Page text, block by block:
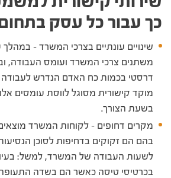
כך עבור כל עסק
שינויים עונתיים בצרכי המשרד –
משתנים צרכי המשרד ועומס העבודה,
דרסטי בכמות כח האדם הנדרש
מוקד קישורית מסוגל לווסת עומסים אלו
בשעת הצורך.
מקרים דחופים – לקוחות המשרד
בהם הם זקוקים בדחיפות לסוכן
לשעות העבודה של המשרד, למשל:
בכרטיסי טיסה כאשר הם בשדה